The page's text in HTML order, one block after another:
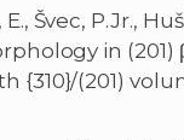
, E., Švec, P.Jr.,
in (201)
(201)